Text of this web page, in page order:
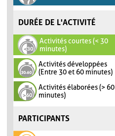
DURÉE DE L'ACTIVITÉ
Activités courtes (< 30
minutes)
Activités développées
(Entre 30 et 60 minutes)
Activités élaborées (> 60
minutes)
PARTICIPANTS